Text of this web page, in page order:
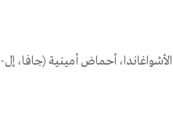
أحماض أمينية (جافا، إل-